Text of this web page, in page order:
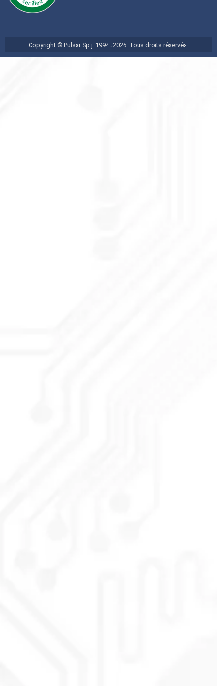
Copyright © Pulsar Sp.j. 1994÷2026. Tous droits réservés.